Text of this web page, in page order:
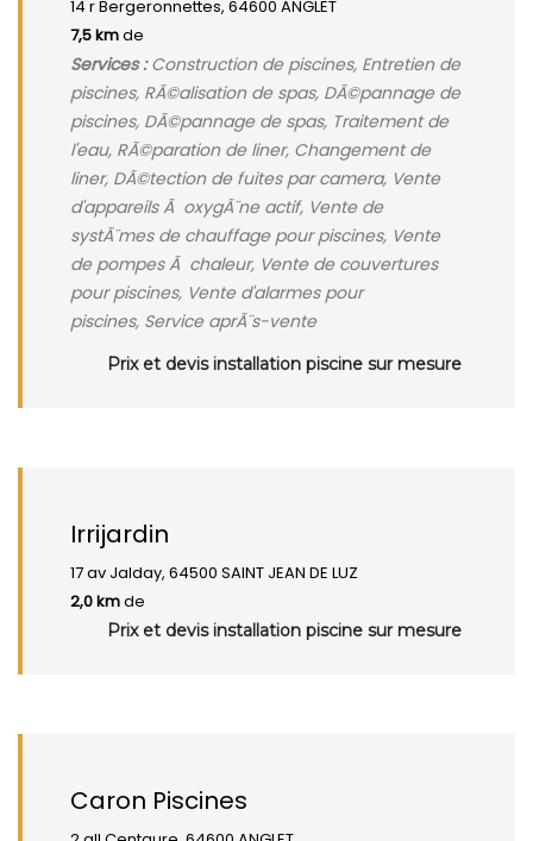
14 r Bergeronnettes, 64600 ANGLET
7,5 kmde
Services :Construction de piscines, Entretien de
piscines, RÃ©alisation de spas, DÃ©pannage de
piscines, DÃ©pannage de spas, Traitement de
l'eau, RÃ©paration de liner, Changement de
liner, DÃ©tection de fuites par camera, Vente
d'appareils Ã oxygÃ¨ne actif, Vente de
systÃ¨mes de chauffage pour piscines, Vente
de pompes Ã chaleur, Vente de couvertures
pour piscines, Vente d'alarmes pour
piscines, Service aprÃ¨s-vente
Prix et devis installation piscine sur mesure
Irrijardin
17 av Jalday, 64500 SAINT JEAN DE LUZ
2,0 kmde
Prix et devis installation piscine sur mesure
Caron Piscines